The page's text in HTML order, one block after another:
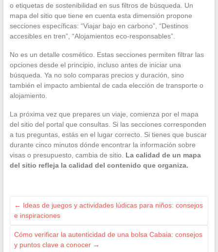
o etiquetas de sostenibilidad en sus filtros de búsqueda. Un
mapa del sitio que tiene en cuenta esta dimensión propone
secciones específicas: “Viajar bajo en carbono”, “Destinos
accesibles en tren”, “Alojamientos eco-responsables”.
No es un detalle cosmético. Estas secciones permiten filtrar las
opciones desde el principio, incluso antes de iniciar una
búsqueda. Ya no solo comparas precios y duración, sino
también el impacto ambiental de cada elección de transporte o
alojamiento.
La próxima vez que prepares un viaje, comienza por el mapa
del sitio del portal que consultas. Si las secciones corresponden
a tus preguntas, estás en el lugar correcto. Si tienes que buscar
durante cinco minutos dónde encontrar la información sobre
visas o presupuesto, cambia de sitio. La calidad de un mapa
del sitio refleja la calidad del contenido que organiza.
← Ideas de juegos y actividades lúdicas para niños: consejos
e inspiraciones
Cómo verificar la autenticidad de una bolsa Cabaia: consejos
y puntos clave a conocer →